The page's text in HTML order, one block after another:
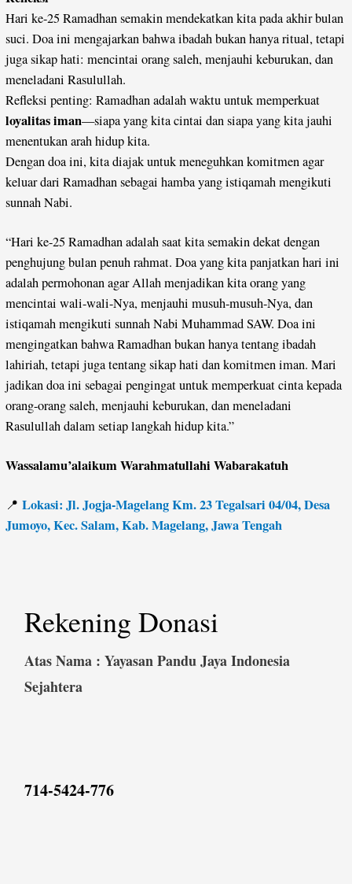
Hari ke-25 Ramadhan semakin mendekatkan kita pada akhir bulan
suci. Doa ini mengajarkan bahwa ibadah bukan hanya ritual, tetapi
juga sikap hati: mencintai orang saleh, menjauhi keburukan, dan
meneladani Rasulullah.
Refleksi penting: Ramadhan adalah waktu untuk memperkuat
loyalitas iman—siapa yang kita cintai dan siapa yang kita jauhi
menentukan arah hidup kita.
Dengan doa ini, kita diajak untuk meneguhkan komitmen agar
keluar dari Ramadhan sebagai hamba yang istiqamah mengikuti
sunnah Nabi.
“Hari ke-25 Ramadhan adalah saat kita semakin dekat dengan
penghujung bulan penuh rahmat. Doa yang kita panjatkan hari ini
adalah permohonan agar Allah menjadikan kita orang yang
mencintai wali-wali-Nya, menjauhi musuh-musuh-Nya, dan
istiqamah mengikuti sunnah Nabi Muhammad SAW. Doa ini
mengingatkan bahwa Ramadhan bukan hanya tentang ibadah
lahiriah, tetapi juga tentang sikap hati dan komitmen iman. Mari
jadikan doa ini sebagai pengingat untuk memperkuat cinta kepada
orang-orang saleh, menjauhi keburukan, dan meneladani
Rasulullah dalam setiap langkah hidup kita.”
Wassalamu’alaikum Warahmatullahi Wabarakatuh
📍 Lokasi: Jl. Jogja-Magelang Km. 23 Tegalsari 04/04, Desa
Jumoyo, Kec. Salam, Kab. Magelang, Jawa Tengah
Rekening Donasi
Atas Nama : Yayasan Pandu Jaya Indonesia
Sejahtera
714-5424-776